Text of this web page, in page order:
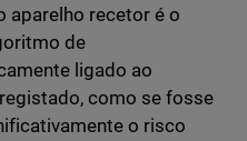
aparelho recetor é o
de
ligado ao
como se fosse
o risco